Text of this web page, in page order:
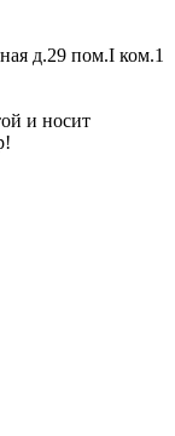
д.29 пом.I ком.1
и носит